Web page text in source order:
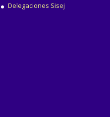
Delegaciones Sisej